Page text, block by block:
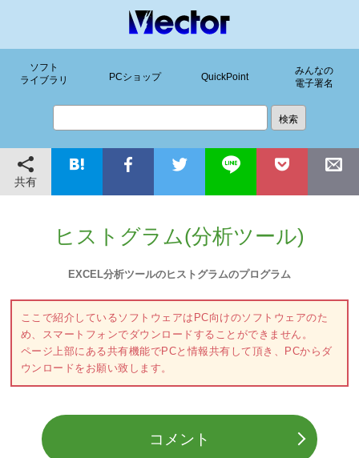
ソフト
ライブラリ
PCショップ QuickPoint
みんなの
電子署名
共有
ヒストグラム(分析ツール)
EXCEL分析ツールのヒストグラムのプログラム
ここで紹介しているソフトウェアはPC向けのソフトウェアのた
め、スマートフォンでダウンロードすることができません。
ページ上部にある共有機能でPCと情報共有して頂き、PCからダ
ウンロードをお願い致します。
コメント